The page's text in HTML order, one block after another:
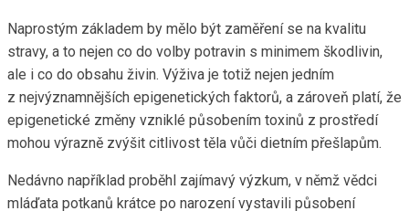
Naprostým základem by mělo být zaměření se na kvalitu
stravy, a to nejen co do volby potravin s minimem škodlivin,
ale i co do obsahu živin. Výživa je totiž nejen jedním
z nejvýznamnějších epigenetických faktorů, a zároveň platí, že
epigenetické změny vzniklé působením toxinů z prostředí
mohou výrazně zvýšit citlivost těla vůči dietním přešlapům.
Nedávno například proběhl zajímavý výzkum, v němž vědci
mláďata potkanů krátce po narození vystavili působení